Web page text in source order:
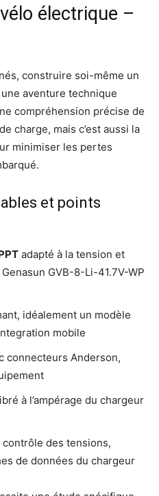
électrique –
construire soi-même un
aventure technique
compréhension précise de
charge, mais c’est aussi la
minimiser les pertes
et points
adapté à la tension et
GVB-8-Li-41.7V-WP
idéalement un modèle
mobile
connecteurs Anderson,
à l’ampérage du chargeur
des tensions,
de données du chargeur